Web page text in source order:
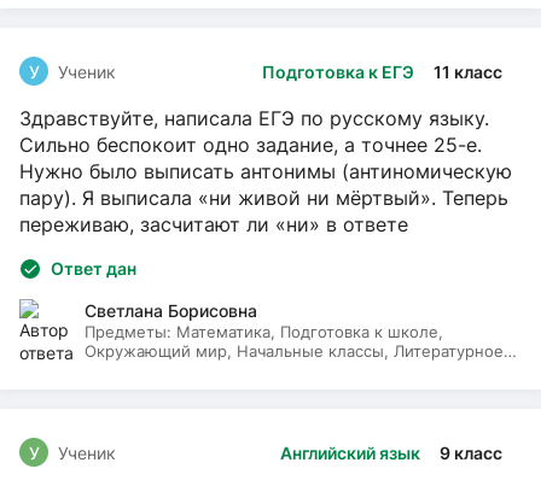
Подготовка к ЕГЭ 11 класс
У Ученик
Здравствуйте, написала ЕГЭ по русскому языку.
Сильно беспокоит одно задание, а точнее 25-е.
Нужно было выписать антонимы (антиномическую
пару). Я выписала «ни живой ни мёртвый». Теперь
переживаю, засчитают ли «ни» в ответе
Ответ дан
Светлана Борисовна
Предметы: Математика, Подготовка к школе,
Окружающий мир, Начальные классы, Литературное
Английский язык 9 класс
У Ученик